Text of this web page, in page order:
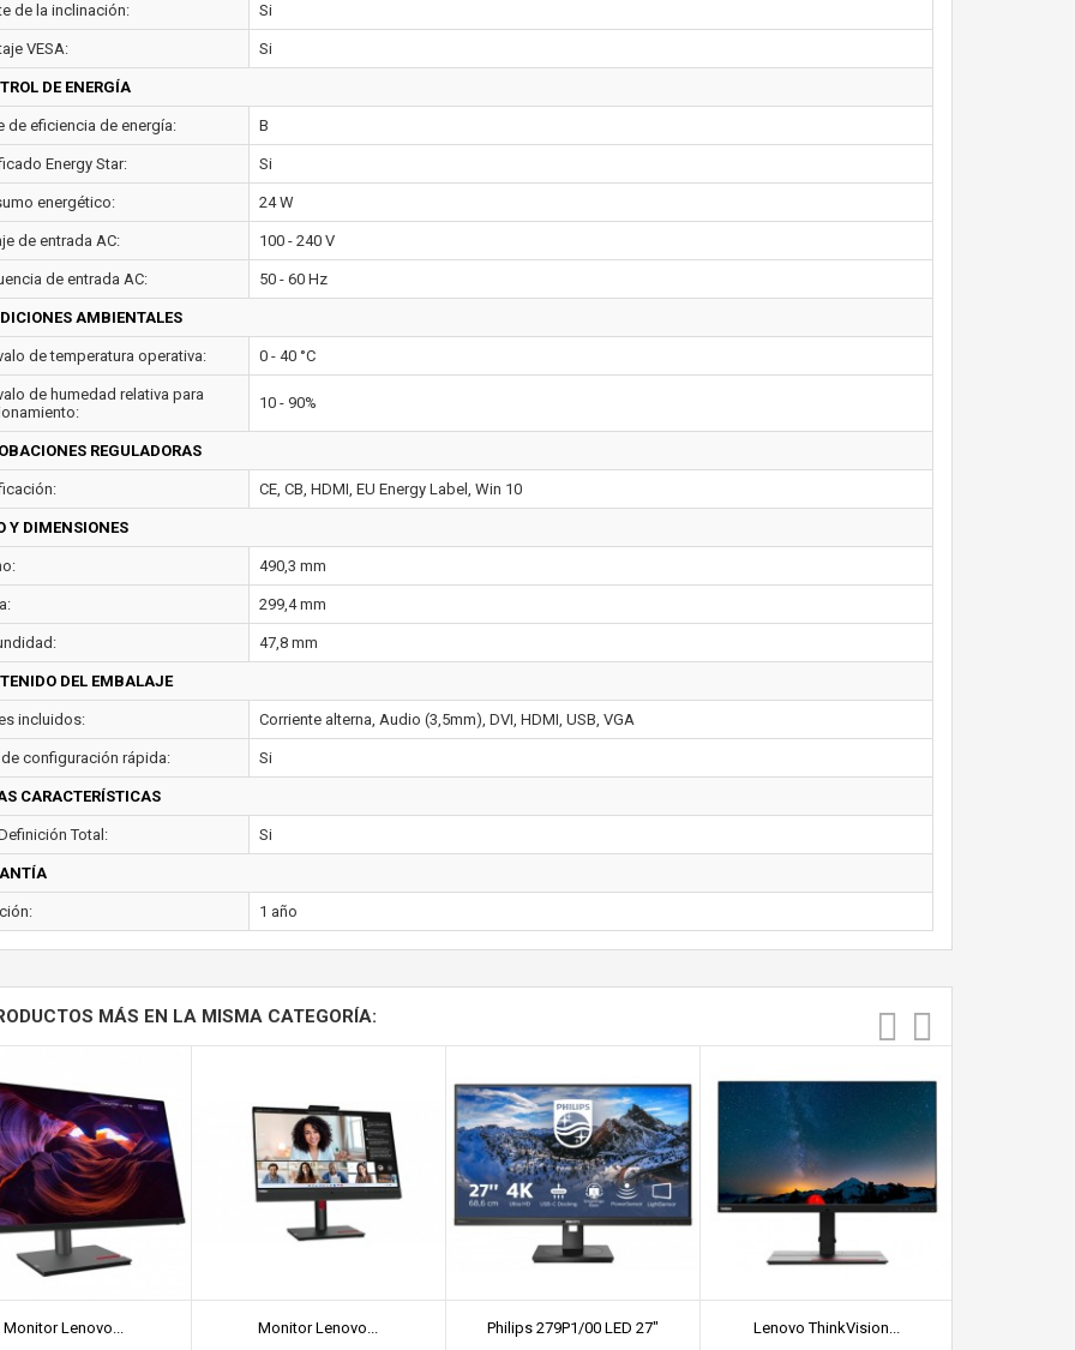
de la inclinación: Si
VESA: Si
DE ENERGÍA
de eficiencia de energía: B
Energy Star: Si
energético: 24 W
de entrada AC: 100 - 240 V
de entrada AC: 50 - 60 Hz
AMBIENTALES
de temperatura operativa: 0 - 40 °C
de humedad relativa para
10 - 90%
REGULADORAS
CE, CB, HDMI, EU Energy Label, Win 10
Y DIMENSIONES
490,3 mm
299,4 mm
47,8 mm
DEL EMBALAJE
incluidos: Corriente alterna, Audio (3,5mm), DVI, HDMI, USB, VGA
de configuración rápida: Si
CARACTERÍSTICAS
Total: Si
1 año
MÁS EN LA MISMA CATEGORÍA:
Monitor Lenovo... Monitor Lenovo... Philips 279P1/00 LED 27" Lenovo ThinkVision...